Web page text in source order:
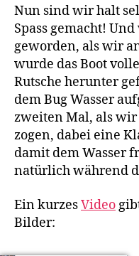
Nun sind wir halt
Spass gemacht!
geworden, als wir
wurde das Boot
Rutsche herunter
dem Bug Wasser
zweiten Mal, als wir
zogen, dabei eine
damit dem Wasser
natürlich während
Ein kurzesVideo
Bilder: